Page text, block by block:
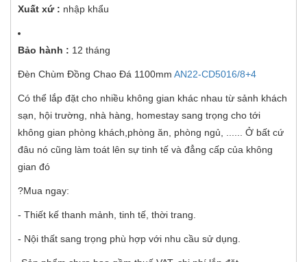
Xuất xứ : nhập khẩu
Bảo hành : 12 tháng
Đèn Chùm Đồng Chao Đá 1100mm AN22-CD5016/8+4
Có thể lắp đặt cho nhiều không gian khác nhau từ sảnh khách
sạn, hội trường, nhà hàng, homestay sang trọng cho tới
không gian phòng khách,phòng ăn, phòng ngủ, ...... Ở bất cứ
đâu nó cũng làm toát lên sự tinh tế và đẳng cấp của không
gian đó
?Mua ngay:
- Thiết kế thanh mảnh, tinh tế, thời trang.
- Nội thất sang trọng phù hợp với nhu cầu sử dụng.